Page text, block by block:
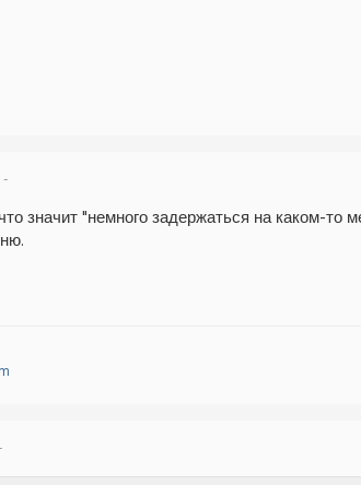
значит "немного задержаться на каком-